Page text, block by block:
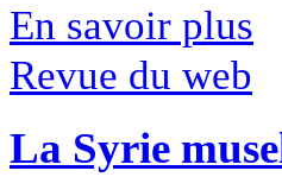
En savoir plus
Revue du web
La Syrie